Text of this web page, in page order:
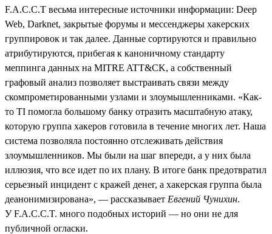
F.A.C.C.T весьма интересные источники информации: Deep
Web, Darknet, закрытые форумы и мессенджеры хакерских
группировок и так далее. Данные сортируются и правильно
атрибутируются, прибегая к каноничному стандарту
меппинга данных на MITRE ATT&CK, а собственный
графовый анализ позволяет выстраивать связи между
скомпрометированными узлами и злоумышленниками. «Как-
то TI помогла большому банку отразить масштабную атаку,
которую группа хакеров готовила в течение многих лет. Наша
система позволяла постоянно отслеживать действия
злоумышленников. Мы были на шаг впереди, а у них была
иллюзия, что все идет по их плану. В итоге банк предотвратил
серьезный инцидент с кражей денег, а хакерская группа была
деанонимизирована», — рассказывает Евгений Чунихин.
У F.A.C.C.T. много подобных историй — но они не для
публичной огласки.